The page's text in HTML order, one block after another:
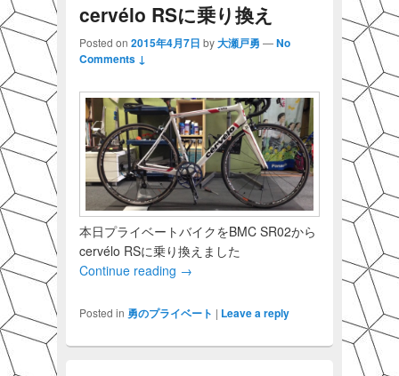
cervélo RSに乗り換え
Posted on 2015年4月7日 by大瀬戸勇 —No
Comments ↓
本日プライベートバイクをBMC SR02から
cervélo RSに乗り換えました
Continue reading →
Posted in 勇のプライベート | Leave a reply